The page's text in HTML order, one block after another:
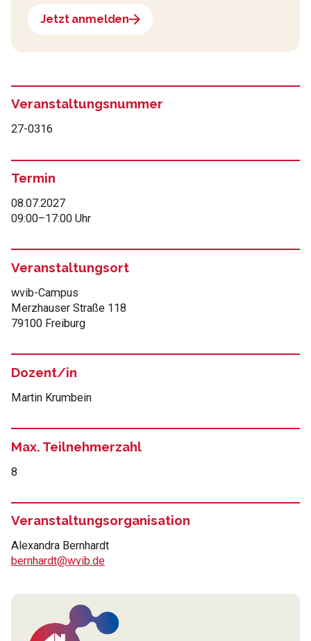
Jetzt anmelden
Veranstaltungsnummer
27-0316
Termin
08.07.2027
09:00–17:00 Uhr
Veranstaltungsort
wvib-Campus
Merzhauser Straße 118
79100 Freiburg
Dozent/in
Martin Krumbein
Max. Teilnehmerzahl
8
Veranstaltungsorganisation
Alexandra Bernhardt
bernhardt@wvib.de